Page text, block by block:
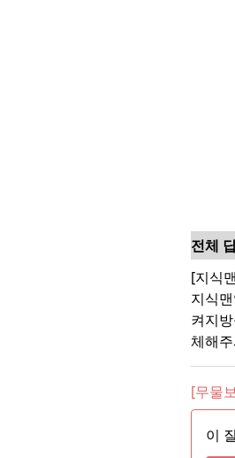
전체
[지식
지식
켜지
체해
[무물
이